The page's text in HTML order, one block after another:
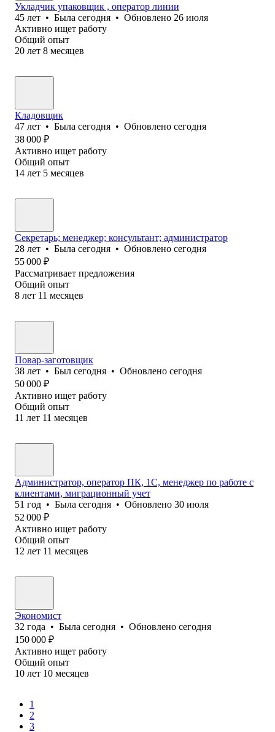
Укладчик упаковщик , оператор линии
45 лет • Была сегодня • Обновлено 26 июля
Активно ищет работу
Общий опыт
20 лет 8 месяцев
Кладовщик
47 лет • Была сегодня • Обновлено сегодня
38 000 ₽
Активно ищет работу
Общий опыт
14 лет 5 месяцев
Секретарь; менеджер; консультант; администратор
28 лет • Была сегодня • Обновлено сегодня
55 000 ₽
Рассматривает предложения
Общий опыт
8 лет 11 месяцев
Повар-заготовщик
38 лет • Был сегодня • Обновлено сегодня
50 000 ₽
Активно ищет работу
Общий опыт
11 лет 11 месяцев
Администратор, оператор ПК, 1С, менеджер по работе с
клиентами, миграционный учет
51 год • Была сегодня • Обновлено 30 июля
52 000 ₽
Активно ищет работу
Общий опыт
12 лет 11 месяцев
Экономист
32 года • Была сегодня • Обновлено сегодня
150 000 ₽
Активно ищет работу
Общий опыт
10 лет 10 месяцев
1
2
3